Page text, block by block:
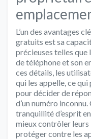
L’un des avantages
gratuits est sa
précieuses telles
de téléphone et son
ces détails, les
qui les appelle, ce
pour décider de
d’un numéro
tranquillité d’esprit
mieux contrôler
protéger contre les